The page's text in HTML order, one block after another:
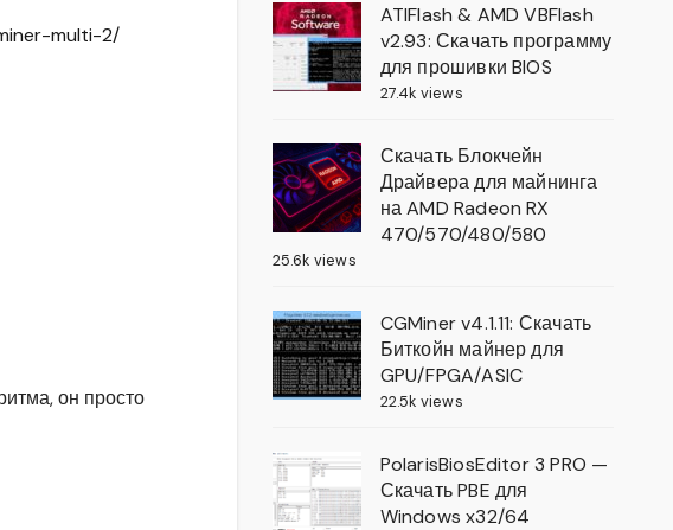
multi-2/
он просто
ATIFlash & AMD VBFlash
v2.93: Скачать программу
для прошивки BIOS
27.4k views
Скачать Блокчейн
Драйвера для майнинга
на AMD Radeon RX
470/570/480/580
25.6k views
CGMiner v4.1.11: Скачать
Биткойн майнер для
GPU/FPGA/ASIC
22.5k views
PolarisBiosEditor 3 PRO —
Скачать PBE для
Windows x32/64